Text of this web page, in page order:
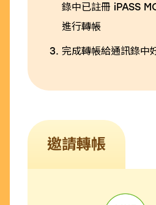
錄中已註冊 iPASS
進行轉帳
完成轉帳給通訊錄中
邀請轉帳